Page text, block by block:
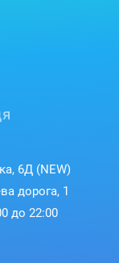
6Д (NEW)
дорога, 1
до 22:00